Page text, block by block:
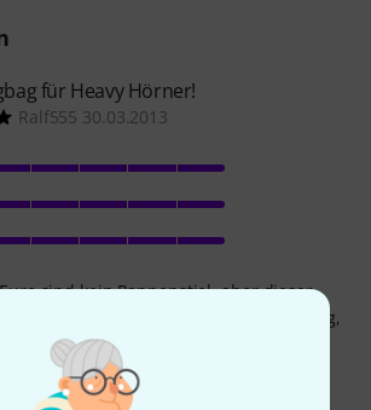
für Heavy Hörner!
Ralf555 30.03.2013
sind kein Pappenstiel, aber dieser
ist sein Geld wert! Super Verarbeitung,
Griffe, Gurtösen, Gurtanbringungen,
Super breite, stabile und extrem
Alles super praxisbezogen